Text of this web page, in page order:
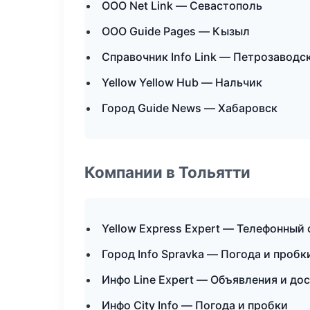
ООО Net Link — Севастополь
ООО Guide Pages — Кызыл
Справочник Info Link —
Yellow Yellow Hub — Нальчик
Город Guide News — Хабаровск
Компании в Тольятти
Yellow Express Expert — Телефонный
Город Info Spravka — Погода и
Инфо Line Expert — Объявления и
Инфо City Info — Погода и пробки